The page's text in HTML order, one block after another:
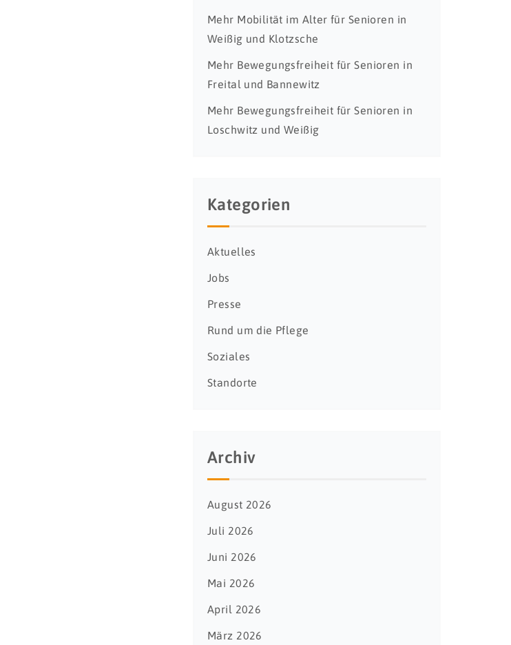
Mehr Mobilität im Alter für Senioren in
Weißig und Klotzsche
Mehr Bewegungsfreiheit für Senioren in
Freital und Bannewitz
Mehr Bewegungsfreiheit für Senioren in
Loschwitz und Weißig
Kategorien
Aktuelles
Jobs
Presse
Rund um die Pflege
Soziales
Standorte
Archiv
August 2026
Juli 2026
Juni 2026
Mai 2026
April 2026
März 2026